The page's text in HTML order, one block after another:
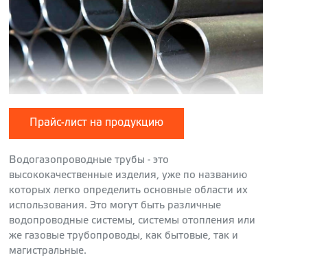
Прайс-лист на продукцию
Водогазопроводные трубы - это
высококачественные изделия, уже по названию
которых легко определить основные области их
использования. Это могут быть различные
водопроводные системы, системы отопления или
же газовые трубопроводы, как бытовые, так и
магистральные.